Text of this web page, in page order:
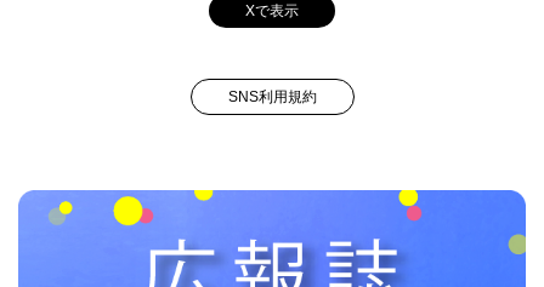
Xで表示
SNS利用規約